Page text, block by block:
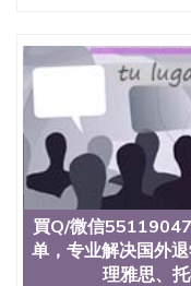
買Q/微信
单，专业解决国外
理雅思、